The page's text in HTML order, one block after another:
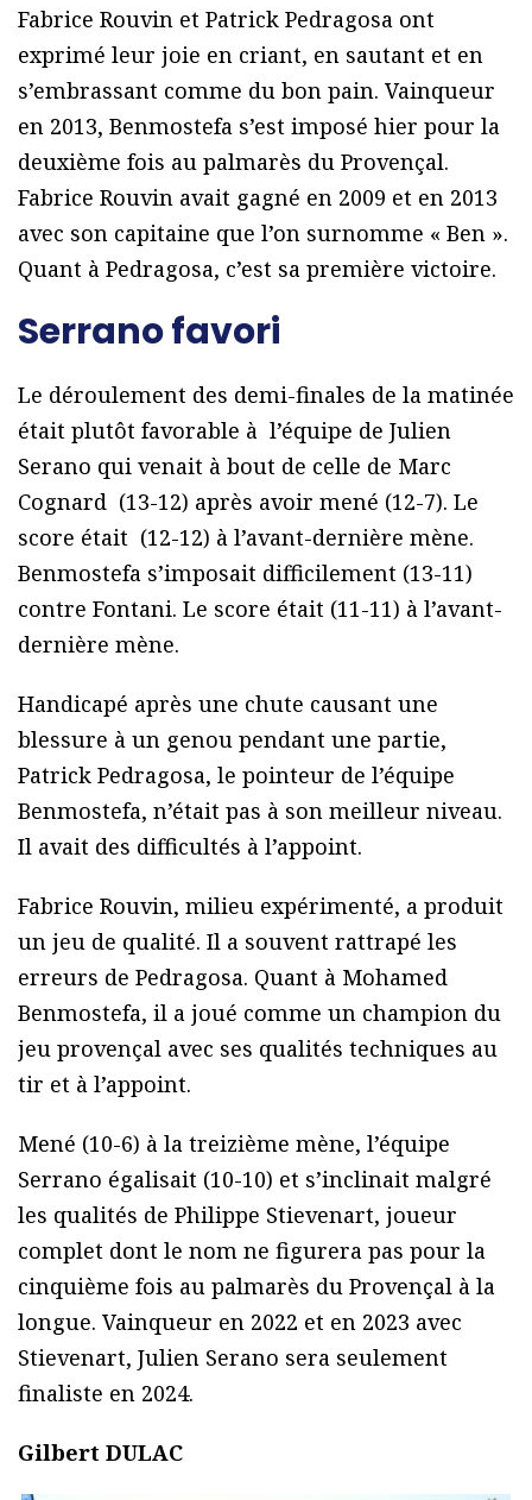
Fabrice Rouvin et Patrick Pedragosa ont
exprimé leur joie en criant, en sautant et en
s’embrassant comme du bon pain. Vainqueur
en 2013, Benmostefa s’est imposé hier pour la
deuxième fois au palmarès du Provençal.
Fabrice Rouvin avait gagné en 2009 et en 2013
avec son capitaine que l’on surnomme « Ben ».
Quant à Pedragosa, c’est sa première victoire.
Serrano favori
Le déroulement des demi-finales de la matinée
était plutôt favorable à l’équipe de Julien
Serano qui venait à bout de celle de Marc
Cognard (13-12) après avoir mené (12-7). Le
score était (12-12) à l’avant-dernière mène.
Benmostefa s’imposait difficilement (13-11)
contre Fontani. Le score était (11-11) à l’avant-
dernière mène.
Handicapé après une chute causant une
blessure à un genou pendant une partie,
Patrick Pedragosa, le pointeur de l’équipe
Benmostefa, n’était pas à son meilleur niveau.
Il avait des difficultés à l’appoint.
Fabrice Rouvin, milieu expérimenté, a produit
un jeu de qualité. Il a souvent rattrapé les
erreurs de Pedragosa. Quant à Mohamed
Benmostefa, il a joué comme un champion du
jeu provençal avec ses qualités techniques au
tir et à l’appoint.
Mené (10-6) à la treizième mène, l’équipe
Serrano égalisait (10-10) et s’inclinait malgré
les qualités de Philippe Stievenart, joueur
complet dont le nom ne figurera pas pour la
cinquième fois au palmarès du Provençal à la
longue. Vainqueur en 2022 et en 2023 avec
Stievenart, Julien Serano sera seulement
finaliste en 2024.
Gilbert DULAC